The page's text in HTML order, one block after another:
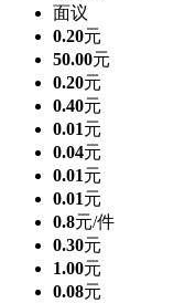
面议
0.20元
50.00元
0.20元
0.40元
0.01元
0.04元
0.01元
0.01元
0.8元/件
0.30元
1.00元
0.08元